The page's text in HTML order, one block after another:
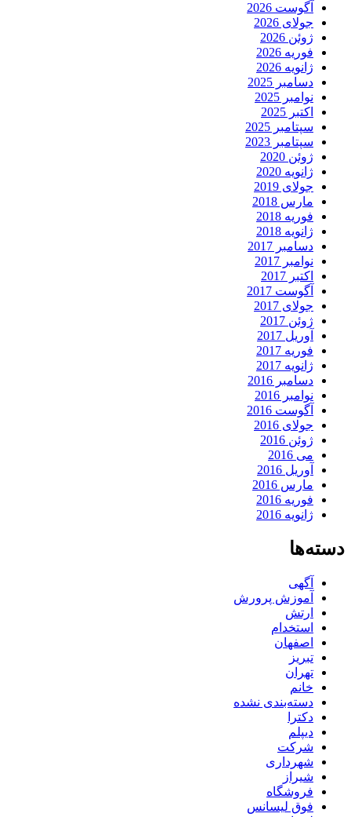
آگوست 2026
جولای 2026
ژوئن 2026
فوریه 2026
ژانویه 2026
دسامبر 2025
نوامبر 2025
اکتبر 2025
سپتامبر 2025
سپتامبر 2023
ژوئن 2020
ژانویه 2020
جولای 2019
مارس 2018
فوریه 2018
ژانویه 2018
دسامبر 2017
نوامبر 2017
اکتبر 2017
آگوست 2017
جولای 2017
ژوئن 2017
آوریل 2017
فوریه 2017
ژانویه 2017
دسامبر 2016
نوامبر 2016
آگوست 2016
جولای 2016
ژوئن 2016
می 2016
آوریل 2016
مارس 2016
فوریه 2016
ژانویه 2016
دسته‌ها
آگهی
آموزش پرورش
ارتش
استخدام
اصفهان
تبریز
تهران
خانم
دسته‌بندی نشده
دکترا
دیپلم
شرکت
شهرداری
شیراز
فروشگاه
فوق لیسانس